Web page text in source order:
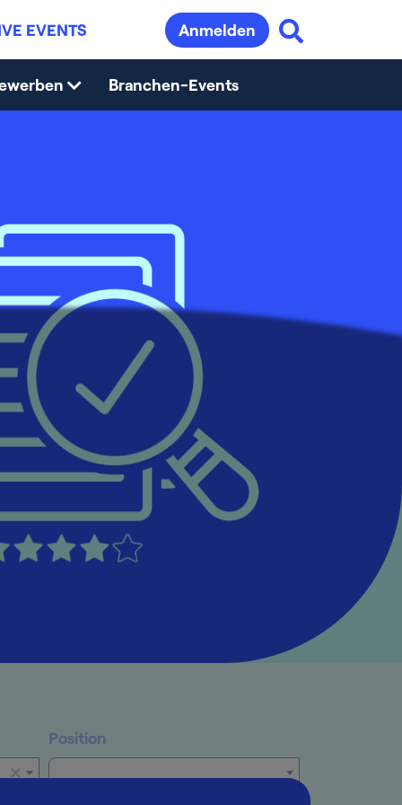
EVENTS Anmelden
Branchen-Events
×
Position